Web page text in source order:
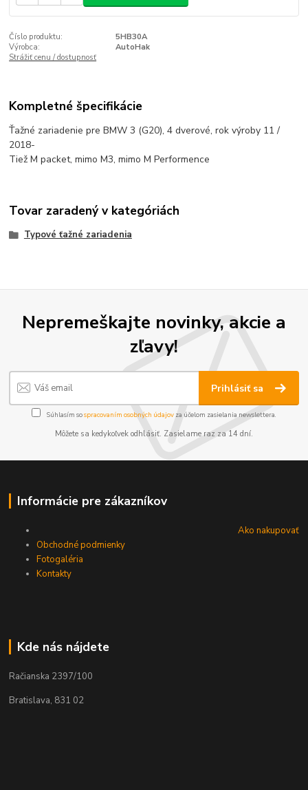
Číslo produktu:
5HB30A
Výrobca:
AutoHak
Strážiť cenu / dostupnosť
Kompletné špecifikácie
Ťažné zariadenie pre BMW 3 (G20), 4 dverové, rok výroby 11 /
2018-
Tiež M packet, mimo M3, mimo M Performence
Tovar zaradený v kategóriách
Typové ťažné zariadenia
Nepremeškajte novinky, akcie a
zľavy!
Prihlásiť sa
Súhlasím sospracovaním osobných údajov za účelom zasielania newslettera.
Môžete sa kedykoľvek odhlásiť. Zasielame raz za 14 dní.
Informácie pre zákazníkov
Ako nakupovať
Obchodné podmienky
Fotogaléria
Kontakty
Kde nás nájdete
Račianska 2397/100
Bratislava, 831 02